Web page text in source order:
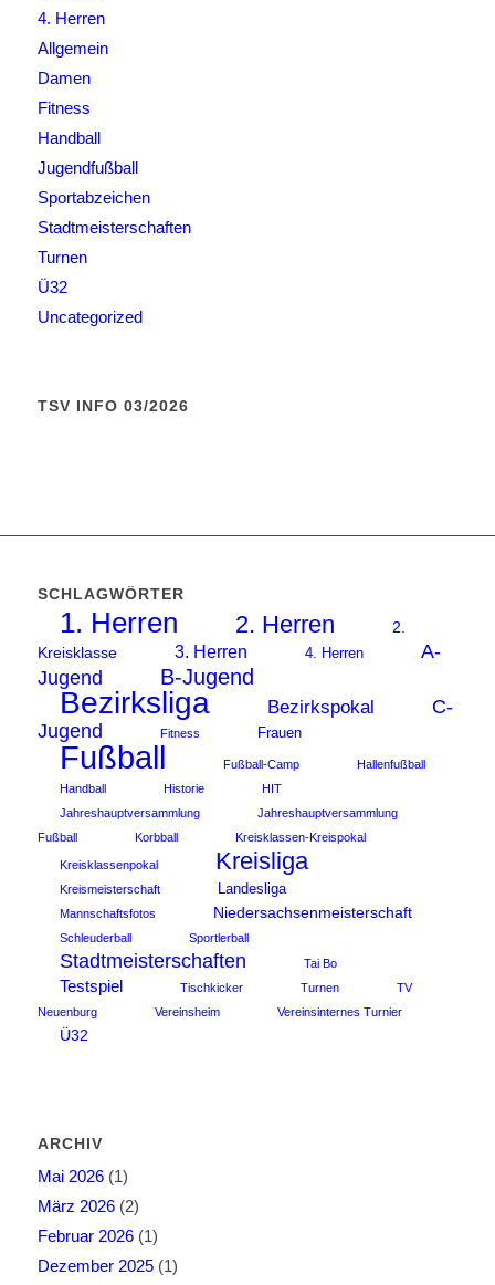
4. Herren
Allgemein
Damen
Fitness
Handball
Jugendfußball
Sportabzeichen
Stadtmeisterschaften
Turnen
Ü32
Uncategorized
TSV INFO 03/2026
SCHLAGWÖRTER
1. Herren 2. Herren
2.
Kreisklasse
3. Herren 4. Herren
A-
Jugend
B-Jugend
Bezirksliga Bezirkspokal
C-
Jugend
Fitness Frauen
Fußball Fußball-Camp
Hallenfußball
Handball
Historie
HIT
Jahreshauptversammlung
Jahreshauptversammlung
Fußball
Korbball Kreisklassen-Kreispokal
Kreisklassenpokal Kreisliga
Kreismeisterschaft Landesliga
Mannschaftsfotos Niedersachsenmeisterschaft
Schleuderball Sportlerball
Stadtmeisterschaften Tai Bo
Testspiel Tischkicker Turnen
TV
Neuenburg
Vereinsheim Vereinsinternes Turnier
Ü32
ARCHIV
Mai 2026(1)
März 2026(2)
Februar 2026(1)
Dezember 2025(1)